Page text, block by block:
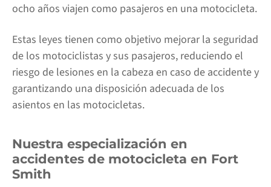
ocho años viajen como pasajeros en una motocicleta.
Estas leyes tienen como objetivo mejorar la seguridad
de los motociclistas y sus pasajeros, reduciendo el
riesgo de lesiones en la cabeza en caso de accidente y
garantizando una disposición adecuada de los
asientos en las motocicletas.
Nuestra especialización en
accidentes de motocicleta en Fort
Smith